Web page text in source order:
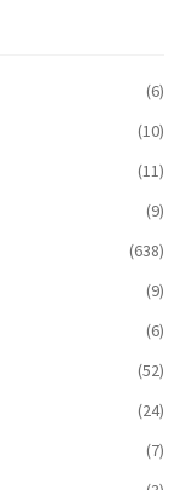
(6)
(10)
(11)
(9)
(638)
(9)
(6)
(52)
(24)
(7)